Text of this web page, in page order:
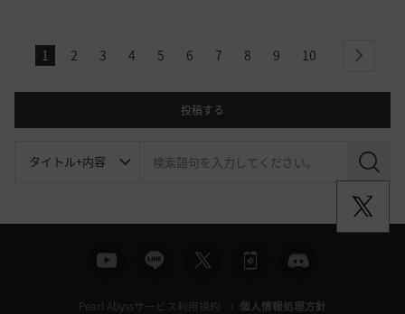
1 2 3 4 5 6 7 8 9 10 next
投稿する
検
索
Pearl Abyssサービス利用規約 個人情報処理方針